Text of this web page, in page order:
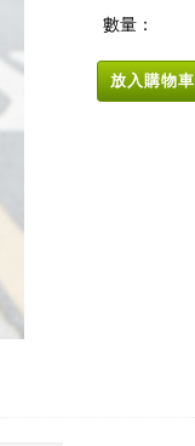
數量：
放入購物車